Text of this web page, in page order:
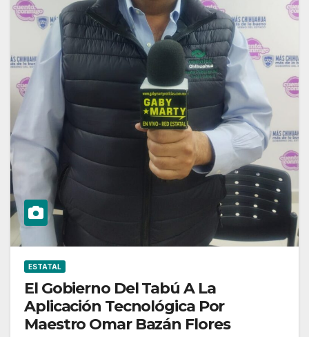
ESTATAL
El Gobierno Del Tabú A La
Aplicación Tecnológica Por
Maestro Omar Bazán Flores